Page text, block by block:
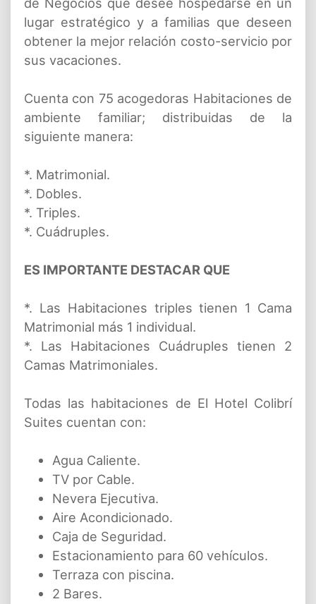
lugar estratégico y a familias que deseen
obtener la mejor relación costo-servicio por
sus vacaciones.
Cuenta con 75 acogedoras Habitaciones de
ambiente familiar; distribuidas de la
siguiente manera:
*. Matrimonial.
*. Dobles.
*. Triples.
*. Cuádruples.
ES IMPORTANTE DESTACAR QUE
*. Las Habitaciones triples tienen 1 Cama
Matrimonial más 1 individual.
*. Las Habitaciones Cuádruples tienen 2
Camas Matrimoniales.
Todas las habitaciones de El Hotel Colibrí
Suites cuentan con:
Agua Caliente.
TV por Cable.
Nevera Ejecutiva.
Aire Acondicionado.
Caja de Seguridad.
Estacionamiento para 60 vehículos.
Terraza con piscina.
2 Bares.